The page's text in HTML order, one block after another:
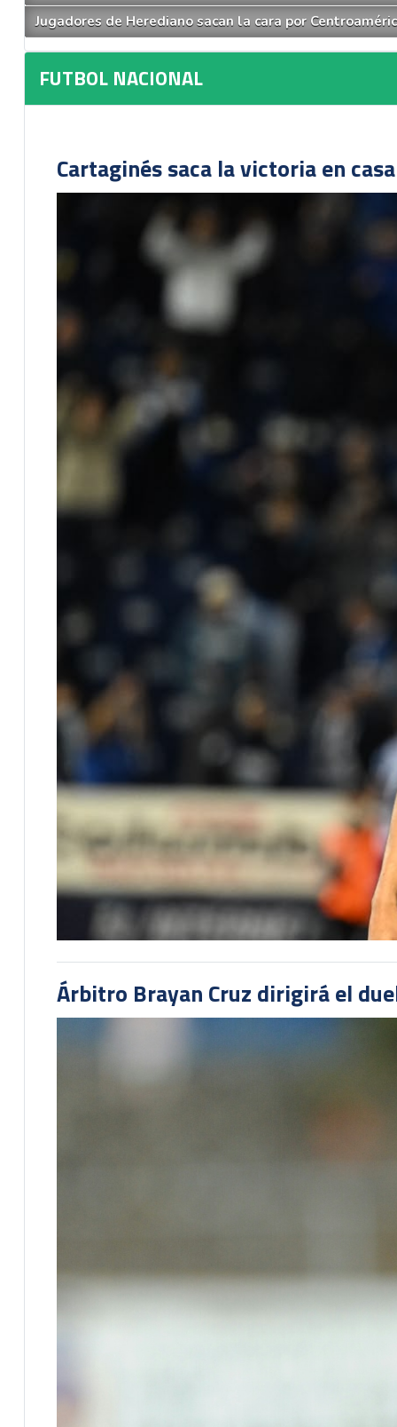
Jugadores de Herediano sacan la cara por
FUTBOL NACIONAL
Cartaginés saca la victoria en
Árbitro Brayan Cruz dirigirá el